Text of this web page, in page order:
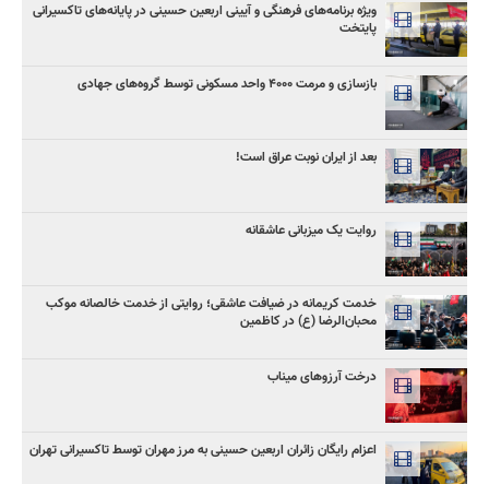
ویژه برنامه‌های فرهنگی و آیینی اربعین حسینی در پایانه‌های تاکسیرانی
پایتخت
بازسازی و مرمت ۴۰۰۰ واحد مسکونی توسط گروه‌های جهادی
بعد از ایران نوبت عراق است!
روایت یک میزبانی عاشقانه
خدمت کریمانه در ضیافت عاشقی؛ روایتی از خدمت خالصانه موکب
محبان‌الرضا (ع) در کاظمین
درخت آرزوهای میناب
اعزام رایگان زائران اربعین حسینی به مرز مهران توسط تاکسیرانی تهران